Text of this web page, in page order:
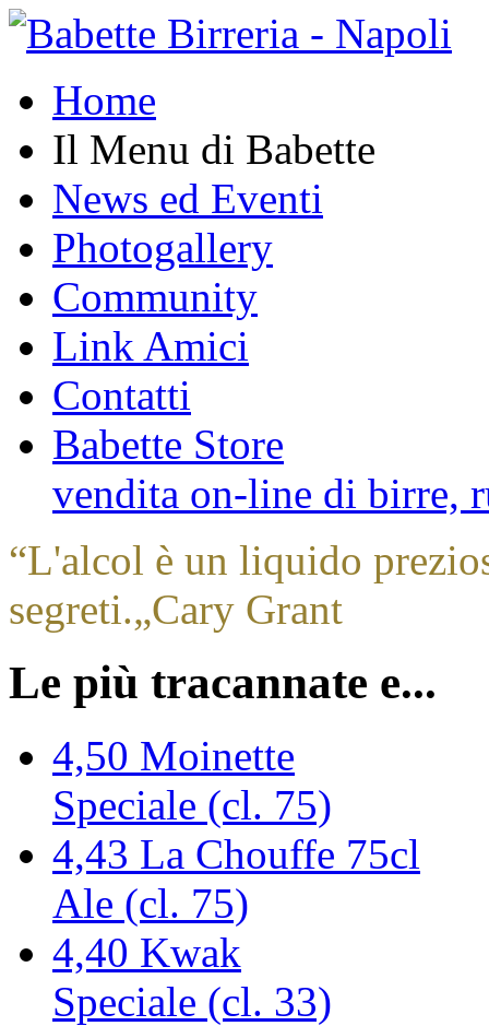
Home
Il Menu di Babette
News ed Eventi
Photogallery
Community
Link Amici
Contatti
Babette Store
vendita on-line di birre,
“L'alcol è un liquido
segreti.„Cary Grant
Le più tracannate e...
4,50 Moinette
Speciale (cl. 75)
4,43 La Chouffe 75cl
Ale (cl. 75)
4,40 Kwak
Speciale (cl. 33)